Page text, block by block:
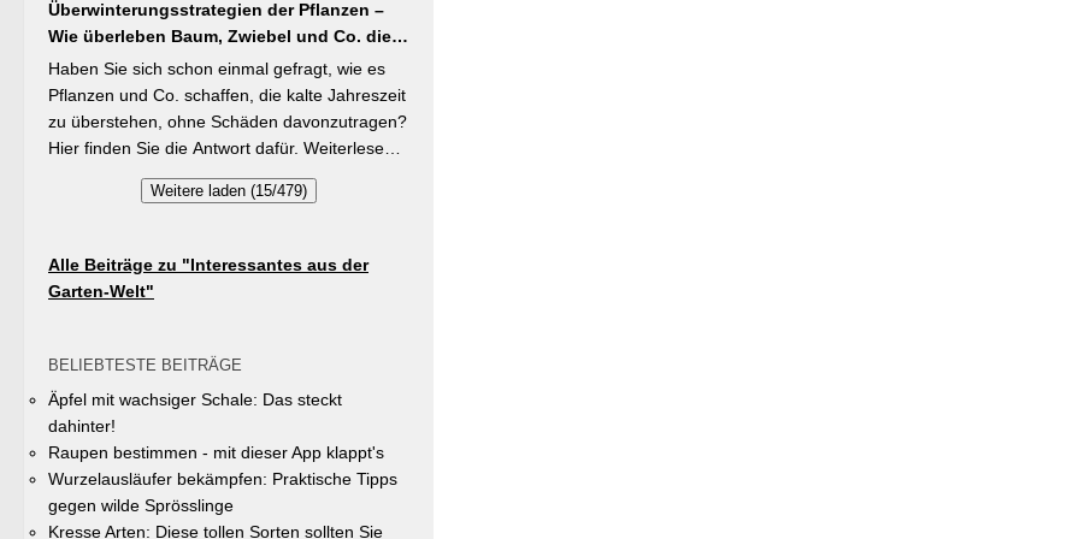
brauchen Stangenbohnen im Gegensatz zu
Buschbohnen eine moderierte Düngung
während der Wachstumsphase. Besonderes
Detail: Bohnen gehen Symbiosen mit
Knöllchenbakterien ein, die Stickstoff aus der
Luft binden – Vorfrucht-Wirkung für das
Vielfalt im Gemeindegebiet zu fördern und
gleichzeitig durch die Entsiegelung von
Privatflächen einen aktiven Beitrag zur
Verbesserung des Ortsklimas zu leisten.
Warum? Entsiegelte Flächen helfen… Hitze zu
reduzieren Regenwasser besser zu speichern
zu gestalten. Insgesamt drei Gärten werden
aus Vertretern der Gemeinde Unterhaching
sowie des Gartenbauvereins Unterhaching
jeweils einen Gutschein von Pflanzen-Kölle
Insektenhotel und eine Urkunde. Die
Teilnahmebedingungen, Bewertungskriterien
und das Anmeldeformular siehe auf den Seiten
der Gemeinde Unterhaching (Termin
abgelaufen).
Überwinterungsstrategien der Pflanzen –
Wie überleben Baum, Zwiebel und Co. die
kalte Jahreszeit?
Haben Sie sich schon einmal gefragt, wie es
Pflanzen und Co. schaffen, die kalte Jahreszeit
zu überstehen, ohne Schäden davonzutragen?
Hier finden Sie die Antwort dafür. Weiterlesen
bei „GartenTipps“
Weitere laden (15/479)
Alle Beiträge zu "Interessantes aus der
Garten-Welt"
BELIEBTESTE BEITRÄGE
Äpfel mit wachsiger Schale: Das steckt
dahinter!
Raupen bestimmen - mit dieser App klappt's
Wurzelausläufer bekämpfen: Praktische Tipps
gegen wilde Sprösslinge
Kresse Arten: Diese tollen Sorten sollten Sie